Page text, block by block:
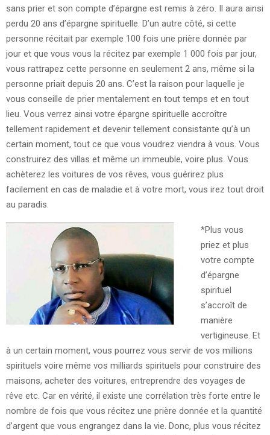
sans prier et son compte d’épargne est remis à zéro. Il aura ainsi
perdu 20 ans d’épargne spirituelle. D’un autre côté, si cette
personne récitait par exemple 100 fois une prière donnée par
jour et que vous vous la récitez par exemple 1 000 fois par jour,
vous rattrapez cette personne en seulement 2 ans, même si la
personne priait depuis 20 ans. C’est la raison pour laquelle je
vous conseille de prier mentalement en tout temps et en tout
lieu. Vous verrez ainsi votre épargne spirituelle accroître
tellement rapidement et devenir tellement consistante qu’à un
certain moment, tout ce que vous voudrez viendra à vous. Vous
construirez des villas et même un immeuble, voire plus. Vous
achèterez les voitures de vos rêves, vous guérirez plus
facilement en cas de maladie et à votre mort, vous irez tout droit
au paradis.
*Plus vous
priez et plus
votre compte
d’épargne
spirituel
s’accroît de
manière
vertigineuse. Et
à un certain moment, vous pourrez vous servir de vos millions
spirituels voire même vos milliards spirituels pour construire des
maisons, acheter des voitures, entreprendre des voyages de
rêve etc. Car en vérité, il existe une corrélation très forte entre le
nombre de fois que vous récitez une prière donnée et la quantité
d’argent que vous engrangez dans la vie. Donc, plus vous récitez